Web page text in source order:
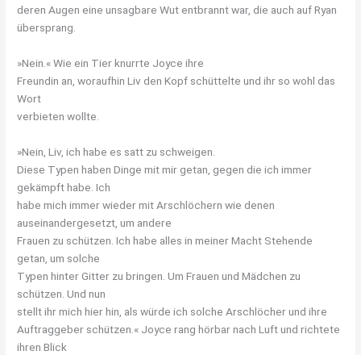
deren Augen eine unsagbare Wut entbrannt war, die auch auf Ryan
übersprang.
»Nein.« Wie ein Tier knurrte Joyce ihre
Freundin an, woraufhin Liv den Kopf schüttelte und ihr so wohl das
Wort
verbieten wollte.
»Nein, Liv, ich habe es satt zu schweigen.
Diese Typen haben Dinge mit mir getan, gegen die ich immer
gekämpft habe. Ich
habe mich immer wieder mit Arschlöchern wie denen
auseinandergesetzt, um andere
Frauen zu schützen. Ich habe alles in meiner Macht Stehende
getan, um solche
Typen hinter Gitter zu bringen. Um Frauen und Mädchen zu
schützen. Und nun
stellt ihr mich hier hin, als würde ich solche Arschlöcher und ihre
Auftraggeber schützen.« Joyce rang hörbar nach Luft und richtete
ihren Blick